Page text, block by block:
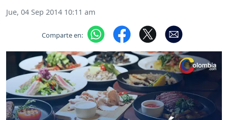
Jue, 04 Sep 2014 10:11 am
Comparte en: